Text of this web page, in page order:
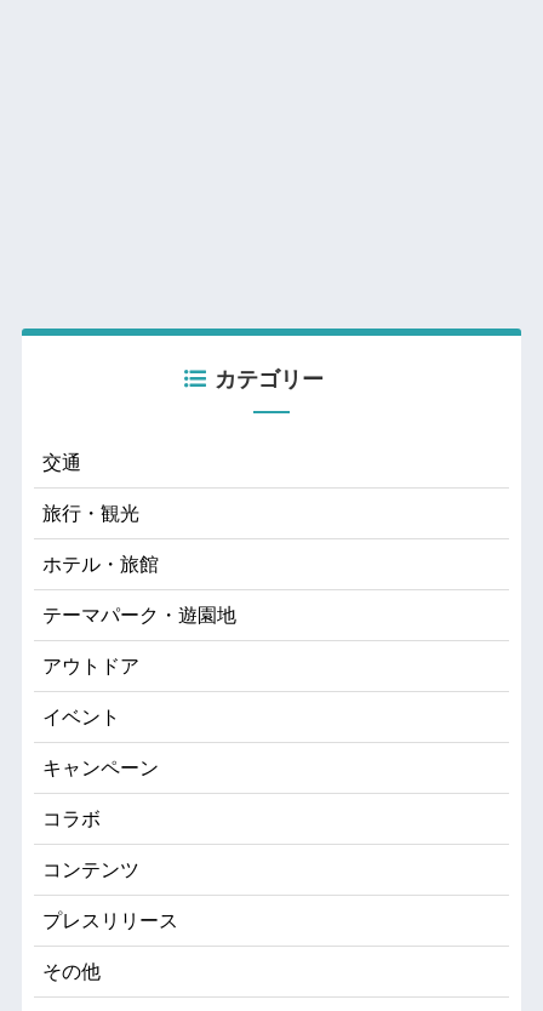
カテゴリー
交通
旅行・観光
ホテル・旅館
テーマパーク・遊園地
アウトドア
イベント
キャンペーン
コラボ
コンテンツ
プレスリリース
その他